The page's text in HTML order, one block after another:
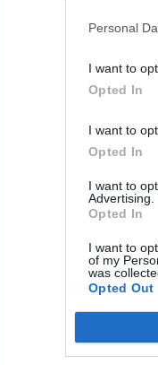
Personal
I want to
Opted In
I want to
Opted In
I want to
Advertising.
Opted In
I want to
of my
was
Opted Out
το 2ο